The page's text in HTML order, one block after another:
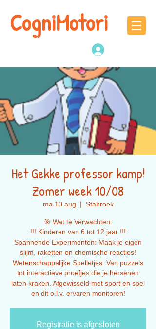
CogniMotori
Naschoolse
Het Gekke professor kamp!
Zomer week 10/08
ma 10 aug
  |
Stabroek
🎯 Wat te Verwachten:
!!! Kinderen van 6 tot 12 jaar !!!
Spannende Experimenten: Maak je eigen
slijm, raketten en chemische reacties!
Wetenschappelijke Spelletjes: Van puzzels
tot interactieve proefjes die je hersenen
laten kraken. Afgewisseld met sport en spel
Registratie is afgesloten